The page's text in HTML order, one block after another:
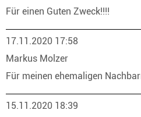
Für einen Guten Zweck!!!!
17.11.2020 17:58
Markus Molzer
Für meinen ehemaligen
15.11.2020 18:39